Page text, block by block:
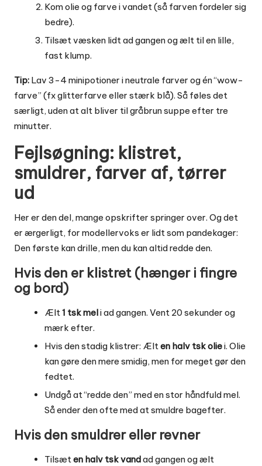
Kom olie og farve i vandet (så farven fordeler sig
bedre).
Tilsæt væsken lidt ad gangen og ælt til en lille,
fast klump.
Tip: Lav 3-4 minipotioner i neutrale farver og én “wow-
farve” (fx glitterfarve eller stærk blå). Så føles det
særligt, uden at alt bliver til gråbrun suppe efter tre
minutter.
Fejlsøgning: klistret,
smuldrer, farver af, tørrer
ud
Her er den del, mange opskrifter springer over. Og det
er ærgerligt, for modellervoks er lidt som pandekager:
Den første kan drille, men du kan altid redde den.
Hvis den er klistret (hænger i fingre
og bord)
Ælt1 tsk meli ad gangen. Vent 20 sekunder og
mærk efter.
Hvis den stadig klistrer: Ælten halv tsk oliei. Olie
kan gøre den mere smidig, men for meget gør den
fedtet.
Undgå at “redde den” med en stor håndfuld mel.
Så ender den ofte med at smuldre bagefter.
Hvis den smuldrer eller revner
Tilsæten halv tsk vandad gangen og ælt